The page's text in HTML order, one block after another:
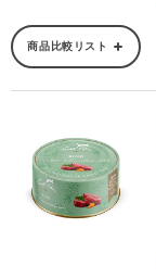
商品比較リスト